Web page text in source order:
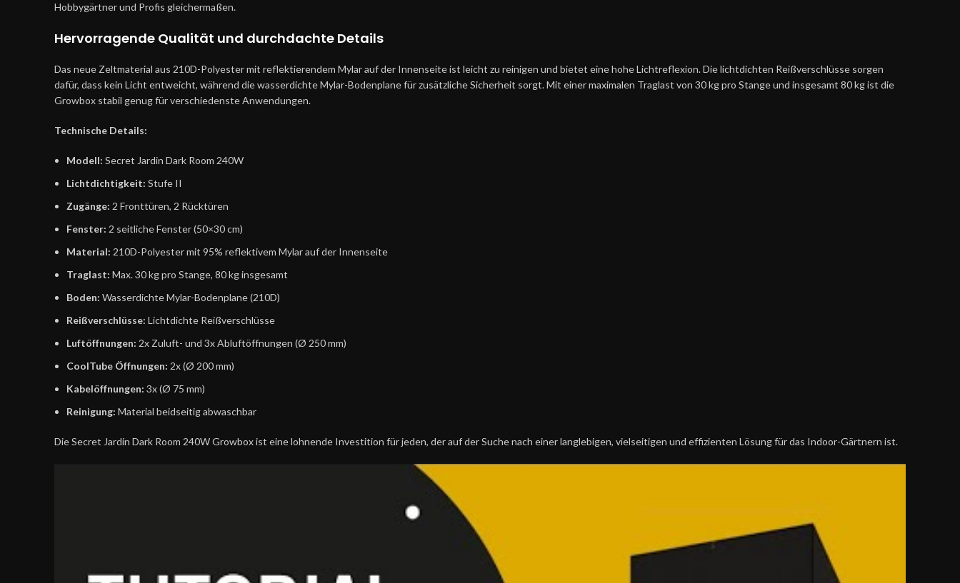
Hobbygärtner und Profis gleichermaßen.
Hervorragende Qualität und durchdachte Details
Das neue Zeltmaterial aus 210D-Polyester mit reflektierendem Mylar auf der Innenseite ist leicht zu reinigen und bietet eine hohe Lichtreflexion. Die lichtdichten Reißverschlüsse sorgen
dafür, dass kein Licht entweicht, während die wasserdichte Mylar-Bodenplane für zusätzliche Sicherheit sorgt. Mit einer maximalen Traglast von 30 kg pro Stange und insgesamt 80 kg ist die
Growbox stabil genug für verschiedenste Anwendungen.
Technische Details:
Modell: Secret Jardin Dark Room 240W
Lichtdichtigkeit: Stufe II
Zugänge: 2 Fronttüren, 2 Rücktüren
Fenster: 2 seitliche Fenster (50×30 cm)
Material: 210D-Polyester mit 95% reflektivem Mylar auf der Innenseite
Traglast: Max. 30 kg pro Stange, 80 kg insgesamt
Boden: Wasserdichte Mylar-Bodenplane (210D)
Reißverschlüsse: Lichtdichte Reißverschlüsse
Luftöffnungen: 2x Zuluft- und 3x Abluftöffnungen (Ø 250 mm)
CoolTube Öffnungen: 2x (Ø 200 mm)
Kabelöffnungen: 3x (Ø 75 mm)
Reinigung: Material beidseitig abwaschbar
Die Secret Jardin Dark Room 240W Growbox ist eine lohnende Investition für jeden, der auf der Suche nach einer langlebigen, vielseitigen und effizienten Lösung für das Indoor-Gärtnern ist.